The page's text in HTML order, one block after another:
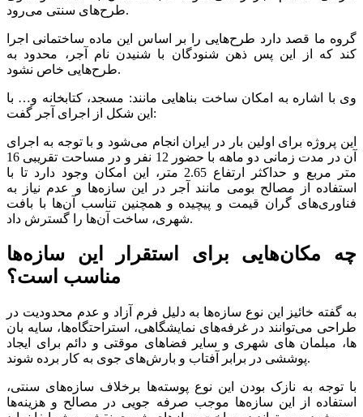
طرح‌های سنتی می‌رود.
گروه ما قصد دارد طرح‌هایی را بر اساس این ماده ساختمانی اجرا
کند که از این پس ذهن شنودگان با شنیدن نام آجر، محدود به
طرح‌هایی خاص نشود.
وی با اشاره به امکان ساخت بناهایی مانند: مسجد، کتابخانه و… با
این شکل از اجرای آجر گفت:
این پروژه برای اولین بار در ایران انجام می‌شود و با توجه به اجرای
آن در مدت زمانی دو ماهه با حضور 12 نفر و در مساحت تقریبی 16
متر مربع و حداکثر ارتفاع 2.65 متر، این امکان وجود دارد تا با
استفاده از مصالح بومی مانند آجر در این سازه‌ها و عدم نیاز به
فناوری‌های گران قیمت و پیچیده و همچنین تناسب آن‌ها با بافت
شهری، ساخت آن‌ها را گسترش داد.
چه مکان‌هایی برای استقرار این سازه‌ها
مناسب است؟
به گفته خائیز این نوع سازه‌ها به دلیل فرم آزاد و عدم محدودیت در
طراحی می‌توانند در غرفه‌های نمایشگاهی، استراحتگاه‌ها، سایه بان
ها، مبلمان های شهری و سایر فضاهای موقتی و دائم برای ایجاد
پوششی در برابر آفتاب و بارش‌های جوی به کار برده شوند.
با توجه به نازک بودن این نوع پوسته‌ها برخلاف سازه‌های سنتی،
استفاده از این سازه‌ها موجب صرفه جویی در مصالح و هزینه‌ها